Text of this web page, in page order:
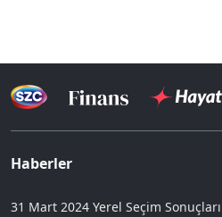
Haberler
31 Mart 2024 Yerel Seçim Sonuçları